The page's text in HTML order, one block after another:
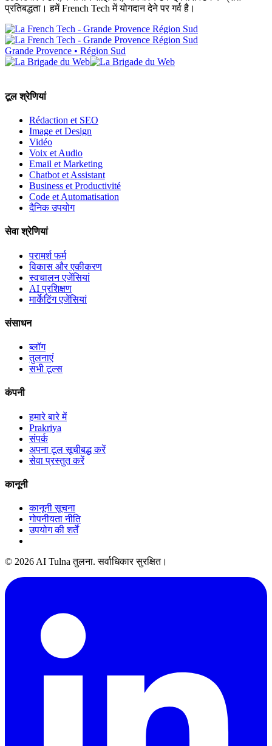
प्रतिबद्धता। हमें French Tech में योगदान देने पर गर्व है।
Grande Provence • Région Sud
टूल श्रेणियां
Rédaction et SEO
Image et Design
Vidéo
Voix et Audio
Email et Marketing
Chatbot et Assistant
Business et Productivité
Code et Automatisation
दैनिक उपयोग
सेवा श्रेणियां
परामर्श फर्म
विकास और एकीकरण
स्वचालन एजेंसियां
AI प्रशिक्षण
मार्केटिंग एजेंसियां
संसाधन
ब्लॉग
तुलनाएं
सभी टूल्स
कंपनी
हमारे बारे में
Prakriya
संपर्क
अपना टूल सूचीबद्ध करें
सेवा प्रस्तुत करें
कानूनी
कानूनी सूचना
गोपनीयता नीति
उपयोग की शर्तें
© 2026 AI Tulna तुलना. सर्वाधिकार सुरक्षित।